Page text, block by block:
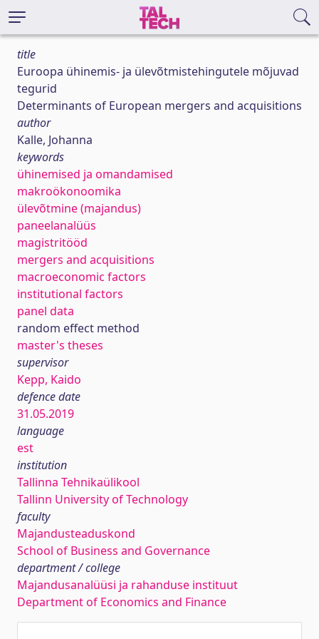
title
Euroopa ühinemis- ja ülevõtmistehingutele mõjuvad
tegurid
Determinants of European mergers and acquisitions
author
Kalle, Johanna
keywords
ühinemised ja omandamised
makroökonoomika
ülevõtmine (majandus)
paneelanalüüs
magistritööd
mergers and acquisitions
macroeconomic factors
institutional factors
panel data
random effect method
master's theses
supervisor
Kepp, Kaido
defence date
31.05.2019
language
est
institution
Tallinna Tehnikaülikool
Tallinn University of Technology
faculty
Majandusteaduskond
School of Business and Governance
department / college
Majandusanalüüsi ja rahanduse instituut
Department of Economics and Finance